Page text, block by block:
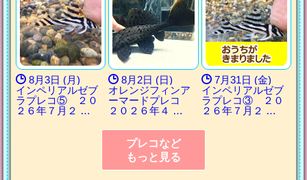
8月3日 (月)
インペリアルゼブ
ラプレコ⑤ ２０
２６年７月２ …
8月2日 (日)
オレンジフィンア
ーマードプレコ
２０２６年４ …
7月31日 (金)
インペリアルゼブ
ラプレコ③ ２０
２６年７月２ …
プレコなど
もっと見る